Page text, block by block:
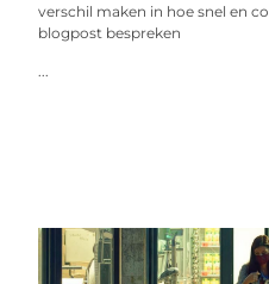
verschil maken in hoe snel en
blogpost bespreken
...